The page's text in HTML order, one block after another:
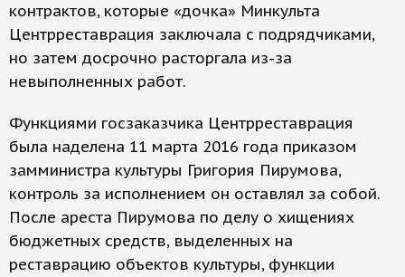
контрактов, которые «дочка» Минкульта
Центрреставрация заключала с подрядчиками,
но затем досрочно расторгала из-за
невыполненных работ.
Функциями госзаказчика Центрреставрация
была наделена 11 марта 2016 года приказом
замминистра культуры Григория Пирумова,
контроль за исполнением он оставлял за собой.
После ареста Пирумова по делу о хищениях
бюджетных средств, выделенных на
реставрацию объектов культуры, функции